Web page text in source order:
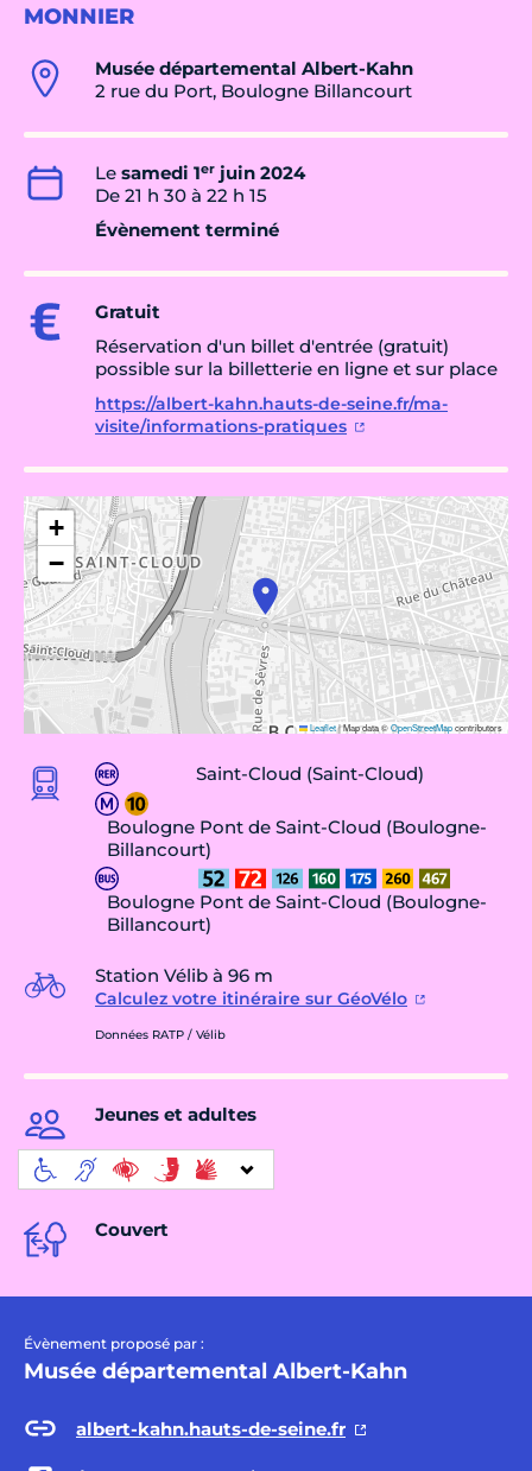
MONNIER
Musée départemental Albert-Kahn
2 rue du Port, Boulogne Billancourt
Le samedi 1er juin 2024
De 21 h 30 à 22 h 15
Évènement terminé
Gratuit
Réservation d'un billet d'entrée (gratuit)
possible sur la billetterie en ligne et sur place
https://albert-kahn.hauts-de-seine.fr/ma-
visite/informations-pratiques
+
−
Leaflet|Map data ©OpenStreetMapcontributors
Saint-Cloud (Saint-Cloud)
Boulogne Pont de Saint-Cloud (Boulogne-
Billancourt)
Boulogne Pont de Saint-Cloud (Boulogne-
Billancourt)
Station Vélib à 96 m
Calculez votre itinéraire sur GéoVélo
Données RATP / Vélib
Jeunes et adultes
Couvert
Évènement proposé par :
Musée départemental Albert-Kahn
albert-kahn.hauts-de-seine.fr